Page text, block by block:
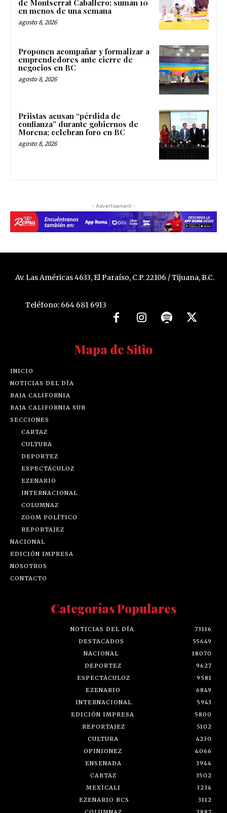
de Montserrat Caballero; suman 10
en menos de una semana
agosto 8, 2026
Proponen acompañar y formalizar a
emprendedores ante cierre de
negocios en BC
agosto 8, 2026
Priistas acusan “pérdida de
confianza” durante gobiernos de
Morena; celebran foro en BC
agosto 8, 2026
- Advertisement -
Av. Las Américas 4633, El Paraíso, C.P. 22106 / Tijuana, B.C.
Teléfono: 664 681 6913
Mapa de Sitio
INICIO
NOTICIAS DEL DÍA
BAJA CALIFORNIA
BAJA CALIFORNIA SUR
SECCIONES
CARTAZ
CULTURA
DEPORTEZ
ESPECTÁCULOZ
EZENARIO
INTERNACIONAL
COLUMNAZ
ZOOM POLÍTICO
REPORTAJEZ
NACIONAL
EDICIÓN IMPRESA
NOSOTROS
CONTACTO
Categorías Populares
NOTICIAS DEL DÍA
73116
DESTACADOS
55649
NACIONAL
18070
DEPORTEZ
9627
ESPECTÁCULOZ
9581
EZENARIO
6849
INTERNACIONAL
5943
EDICIÓN IMPRESA
5800
REPORTAJEZ
5102
CULTURA
4230
OPINIONEZ
4066
ENSENADA
3944
CARTAZ
3502
MEXICALI
3234
EZENARIO BCS
3112